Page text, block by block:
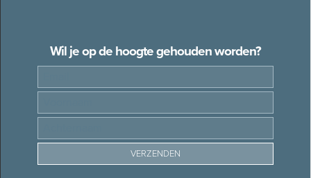
Wil je op de hoogte gehouden worden?